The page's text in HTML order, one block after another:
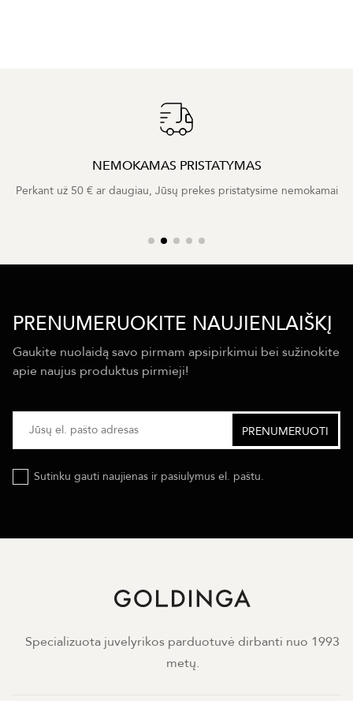
NEMOKAMAS PRISTATYMAS
Perkant už 50 € ar daugiau, Jūsų prekes pristatysime nemokamai
PRENUMERUOKITE NAUJIENLAIŠKĮ
Gaukite nuolaidą savo pirmam apsipirkimui bei sužinokite
apie naujus produktus pirmieji!
Sutinku gauti naujienas ir pasiulymus el. paštu.
Specializuota juvelyrikos parduotuvė dirbanti nuo 1993
metų.